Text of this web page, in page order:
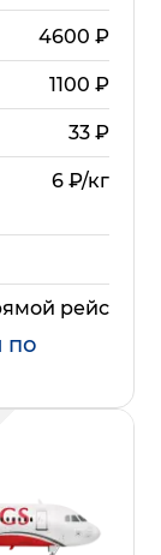
4600 ₽
1100 ₽
33₽
6 ₽/кг
рейс
по